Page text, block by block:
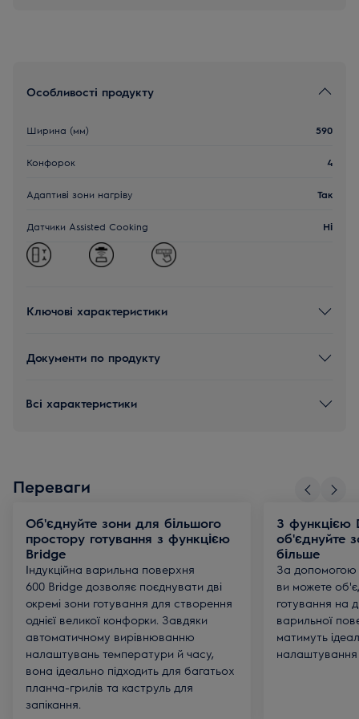
Особливості продукту
Ширина (мм) 590
Конфорок 4
Адаптиві зони нагріву Так
Датчики Assisted Cooking Ні
Ключові характеристики
Документи по продукту
Всі характеристики
Переваги
Об'єднуйте зони для більшого
простору готування з функцією
Bridge
Індукційна варильна поверхня
600 Bridge дозволяє поєднувати дві
окремі зони готування для створення
однієї великої конфорки. Завдяки
автоматичному вирівнюванню
налаштувань температури й часу,
вона ідеально підходить для багатьох
планча-грилів та каструль для
запікання.
З функцією
об'єднуйте
більше
За допомогою
ви можете
готування на
варильної
матимуть
налаштування